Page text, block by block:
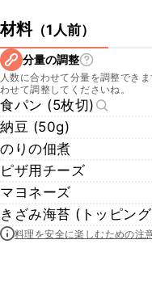
材料（1人前）
分量の調整
人数に合わせて分量を調整でき
わせて調整してくださいね。
食パン (5枚切)
納豆 (50g)
のりの佃煮
ピザ用チーズ
マヨネーズ
きざみ海苔 (トッピン
料理を安全に楽しむための注